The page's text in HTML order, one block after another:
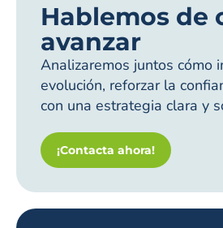
Hablemos de
avanzar
Analizaremos juntos cómo
evolución, reforzar la
con una estrategia clara y
¡Contacta ahora!